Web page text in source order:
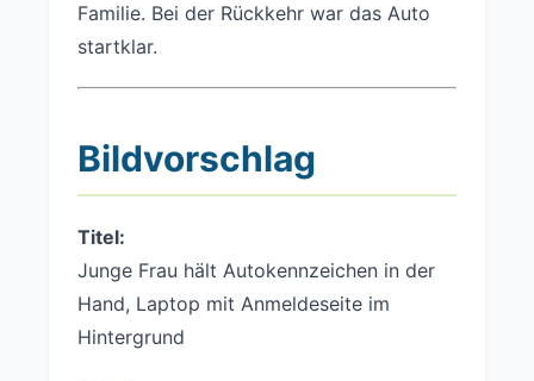
Familie. Bei der Rückkehr war das Auto
startklar.
Bildvorschlag
Titel:
Junge Frau hält Autokennzeichen in der
Hand, Laptop mit Anmeldeseite im
Hintergrund